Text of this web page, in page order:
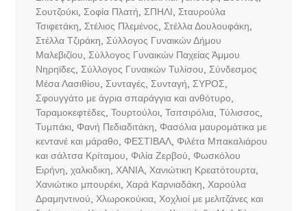
Σουτζούκι, Σοφία Πλατή ΣΠΗΛΙ
Σταυρούλα
Τσιφετάκη
Στέλιος Πλεμένος Στέλλα Δουλουφάκη
Στέλλα Τζιράκη
Σύλλογος Γυναικών Δήμου
Μαλεβιζίου
Σύλλογος Γυναικών Παχείας Άμμου
Νηρηϊδες
Σύλλογος Γυναικών Τυλίσου
Σύνδεσμος
Μέσα Λασιθίου
Συνταγές Συνταγή ΣΥΡΟΣ
Σφουγγάτο με άγρια σπαράγγια και ανθότυρο
Ταραµοκεφτέδες Τουρτούλοι, Τσιτσιρόλια, Τύλισσος
Τυμπάκι, Φανή Πεδιαδιτάκη
Φασόλια μαυρομάτικα με
κεντανέ και μάραθο
ΦΕΣΤΙΒΑΛ, Φιλέτα Μπακαλιάρου
και σάλτσα Κρίταμου
Φιλία Ζερβού
Φωσκόλου
Ειρήνη χαλκιδικη ΧΑΝΙΑ, Χανιώτικη Κρεατότουρτα,
Χανιώτικο μπουρέκι, Χαρά Καρνιαδάκη
Χαρούλα
Δραμηντινού
Χλωροκούκια, Χοχλιοί με μελιτζάνες και